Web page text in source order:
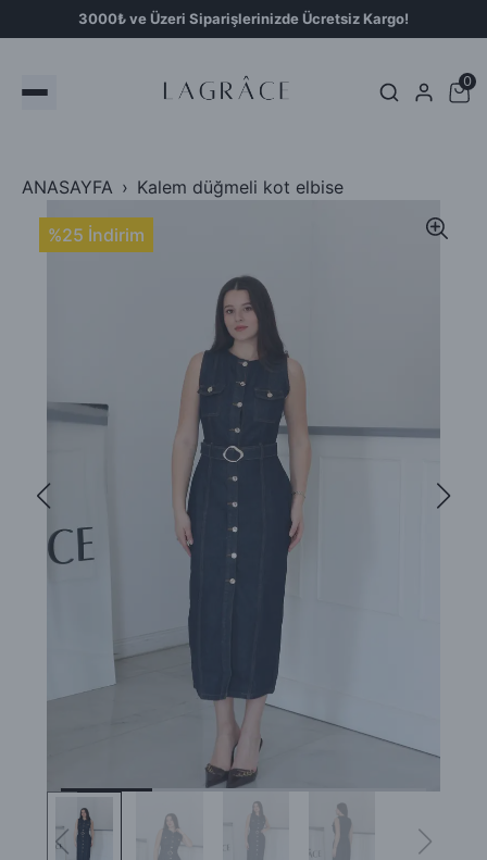
3000₺ ve Üzeri Siparişlerinizde Ücretsiz Kargo!
0
ANASAYFA Kalem düğmeli kot elbise
%25 İndirim